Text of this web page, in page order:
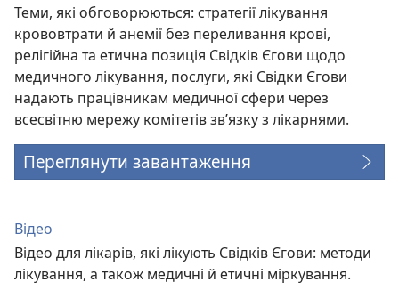
Теми, які обговорюються: стратегії лікування
крововтрати й анемії без переливання крові,
релігійна та етична позиція Свідків Єгови щодо
медичного лікування, послуги, які Свідки Єгови
надають працівникам медичної сфери через
всесвітню мережу комітетів зв’язку з лікарнями.
Переглянути завантаження
Відео
Відео для лікарів, які лікують Свідків Єгови: методи
лікування, а також медичні й етичні міркування.